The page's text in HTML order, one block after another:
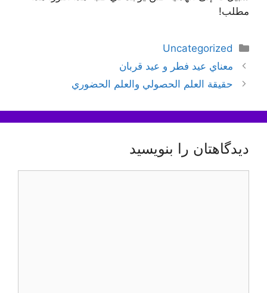
مطلب!
دسته‌ها
Uncategorized
ناوبری
نوشته‌ها
معناي‌ عيد فطر و عيد قربان
حقيقة العلم الحصولي والعلم الحضوري
دیدگاهتان را بنویسید